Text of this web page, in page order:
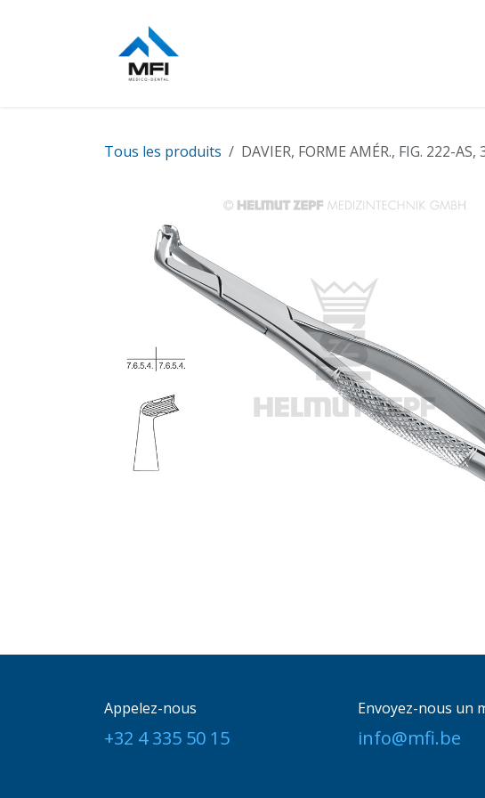
Tous les produits DAVIER, FORME AMÉR., FIG. 222-AS,
Appelez-nous
+32 4 335 50 15
Envoyez-nous un
info@mfi.be